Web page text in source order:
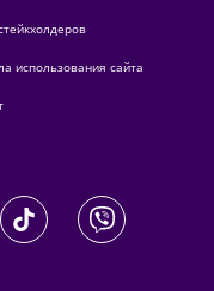
использования сайта